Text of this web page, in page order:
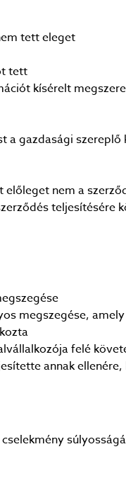
tett eleget
tett
kísérelt
gazdasági
nem a
teljesítésére
megszegése,
felé
annak